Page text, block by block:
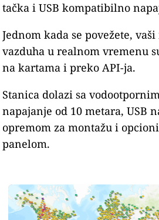
tačka i USB kompatibilno
Jednom kada se povežete,
vazduha u realnom vremenu
na kartama i preko API-ja.
Stanica dolazi sa
napajanje od 10 metara, USB
opremom za montažu i
panelom.